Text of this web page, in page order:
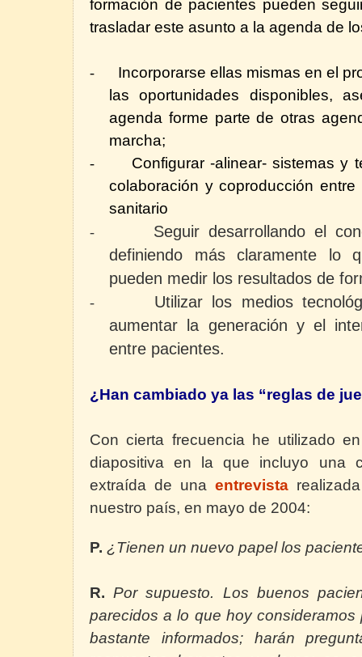
formación de pacientes pueden
trasladar este asunto a la agenda de
-
Incorporarse ellas mismas en el
las oportunidades disponibles,
agenda forme parte de otras
marcha;
-
Configurar -alinear- sistemas y
colaboración y coproducción
sanitario
-
Seguir desarrollando el
definiendo más claramente lo
pueden medir los resultados de
-
Utilizar los medios
aumentar la generación y el
entre pacientes.
¿Han cambiado ya las “reglas de
Con cierta frecuencia he utilizado
diapositiva en la que incluyo una
extraída de una entrevista
nuestro país, en mayo de 2004:
P. ¿Tienen un nuevo papel los
R.Por supuesto. Los buenos
parecidos a lo que hoy
bastante informados; harán